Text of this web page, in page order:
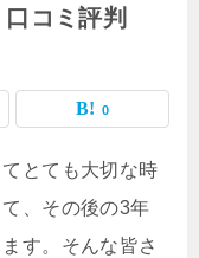
コミ評判
0
とても大切な時
、その後の3年
す。そんな皆さ